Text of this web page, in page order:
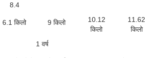
8.4
6.1 किलो 9 किलो
10.12
किलो
11.62
किलो
1 वर्ष